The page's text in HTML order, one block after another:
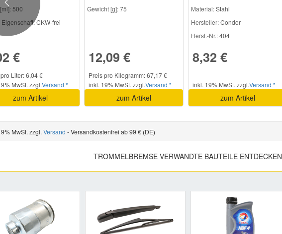
500
CKW-frei
€
Liter: 6,04 €
MwSt. zzgl.Versand *
zum Artikel
Gewicht [g]:75
12,09 €
Preis pro Kilogramm: 67,17 €
inkl. 19% MwSt. zzgl.Versand *
zum Artikel
Material:Stahl
Hersteller:Condor
Herst.-Nr.:404
8,32 €
inkl. 19% MwSt. zzgl.Versand *
zum Artikel
Previous
MwSt. zzgl. Versand - Versandkostenfrei ab 99 € (DE)
TROMMELBREMSE VERWANDTE BAUTEILE ENTDECKEN
Previous